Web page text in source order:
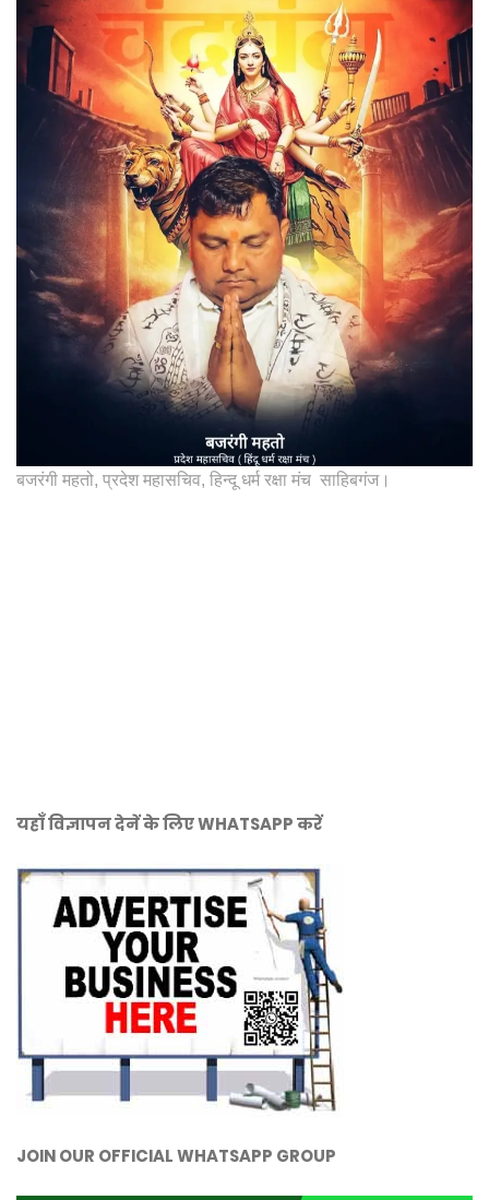
बजरंगी महतो, प्रदेश महासचिव, हिन्दू धर्म रक्षा मंच साहिबगंज।
यहाँ विज्ञापन देनें के लिए WHATSAPP करें
JOIN OUR OFFICIAL WHATSAPP GROUP